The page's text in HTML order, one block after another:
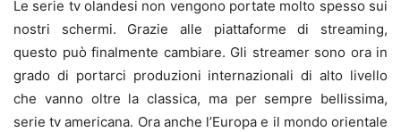
Le serie tv olandesi non vengono portate molto spesso sui
nostri schermi. Grazie alle piattaforme di streaming,
questo può finalmente cambiare. Gli streamer sono ora in
grado di portarci produzioni internazionali di alto livello
che vanno oltre la classica, ma per sempre bellissima,
serie tv americana. Ora anche l’Europa e il mondo orientale